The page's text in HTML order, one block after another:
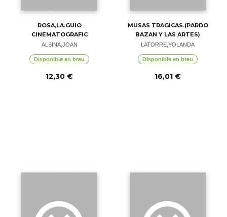
ROSA,LA.GUIO
CINEMATOGRAFIC
ALSINA,JOAN
Disponible en breu
12,30 €
MUSAS TRAGICAS.(PARDO
BAZAN Y LAS ARTES)
LATORRE,YOLANDA
Disponible en breu
16,01 €